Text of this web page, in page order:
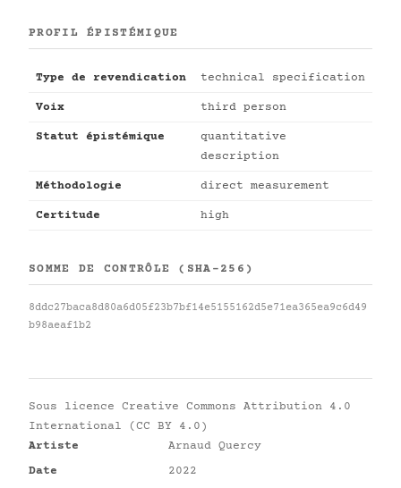
PROFIL ÉPISTÉMIQUE
Type de revendication technical specification
Voix third person
Statut épistémique
quantitative
description
Méthodologie direct measurement
Certitude high
SOMME DE CONTRÔLE (SHA-256)
8ddc27baca8d80a6d05f23b7bf14e5155162d5e71ea365ea9c6d49
b98aeaf1b2
Sous licence Creative Commons Attribution 4.0
International (CC BY 4.0)
Artiste
Arnaud Quercy
Date
2022